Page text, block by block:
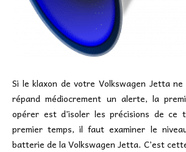
Si le klaxon de votre Volkswagen Jetta
répand médiocrement un alerte, la
opérer est d’isoler les précisions de ce
premier temps, il faut examiner le
batterie de la Volkswagen Jetta. C’est